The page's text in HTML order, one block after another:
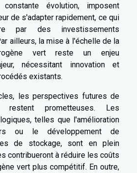
évolution, imposent
de s'adapter rapidement, ce qui
par des investissements
ailleurs, la mise à l'échelle de la
vert reste un enjeu
nécessitant innovation et
existants.
les perspectives futures de
restent prometteuses. Les
telles que l'amélioration
ou le développement de
de stockage, sont en plein
contribueront à réduire les coûts
vert plus compétitif. En outre,